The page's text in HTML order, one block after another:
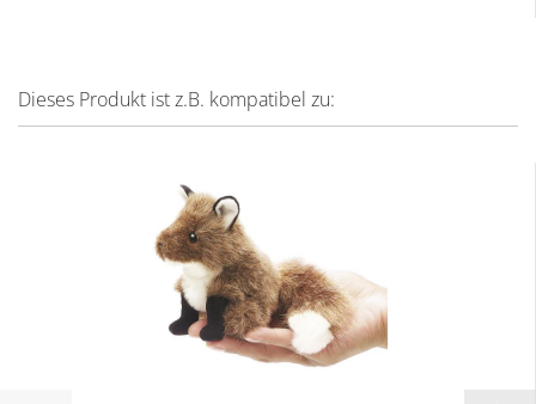
Dieses Produkt ist z.B. kompatibel zu: